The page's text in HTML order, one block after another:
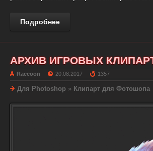
Подробнее
АРХИВ ИГРОВЫХ
Raccoon 20.08.2017 1357
Для Photoshop » Клипарт для Фотошопа